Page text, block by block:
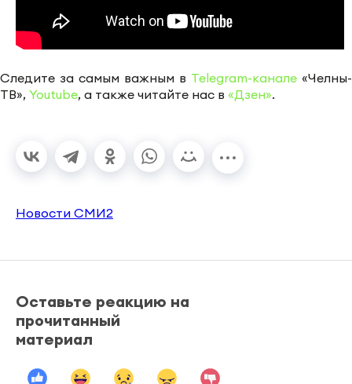
Следите за самым важным в Telegram-канале «Челны-
ТВ», Youtube, а также читайте нас в «Дзен».
Новости СМИ2
Оставьте реакцию на
прочитанный
материал